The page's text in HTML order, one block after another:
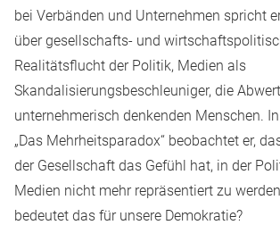
bei Verbänden und Unternehmen spricht
über gesellschafts- und
Realitätsflucht der Politik, Medien als
Skandalisierungsbeschleuniger, die
unternehmerisch denkenden Menschen.
„Das Mehrheitsparadox“ beobachtet er,
der Gesellschaft das Gefühl hat, in der
Medien nicht mehr repräsentiert zu
bedeutet das für unsere Demokratie?